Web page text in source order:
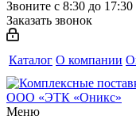
Звоните с 8:30 до 17:30
Заказать звонок
Каталог О компании
Меню